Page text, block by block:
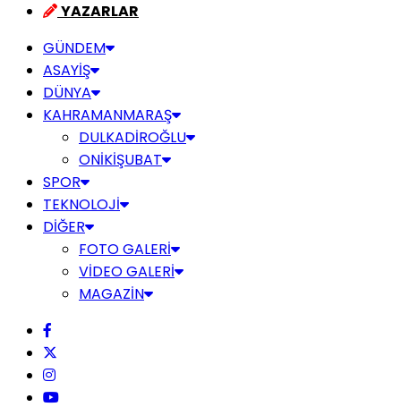
YAZARLAR
GÜNDEM
ASAYİŞ
DÜNYA
KAHRAMANMARAŞ
DULKADİROĞLU
ONİKİŞUBAT
SPOR
TEKNOLOJİ
DİĞER
FOTO GALERİ
VİDEO GALERİ
MAGAZİN